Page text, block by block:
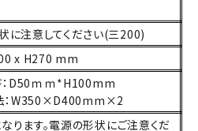
x H270 mm
：D50ｍｍ*H100mm
：W350×D400mm×2
ります。電源の形状にご注意くだ